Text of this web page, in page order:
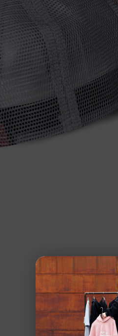
CAPSLAB
Gorra»LOO
Talla: UNICA
Color:UNICO